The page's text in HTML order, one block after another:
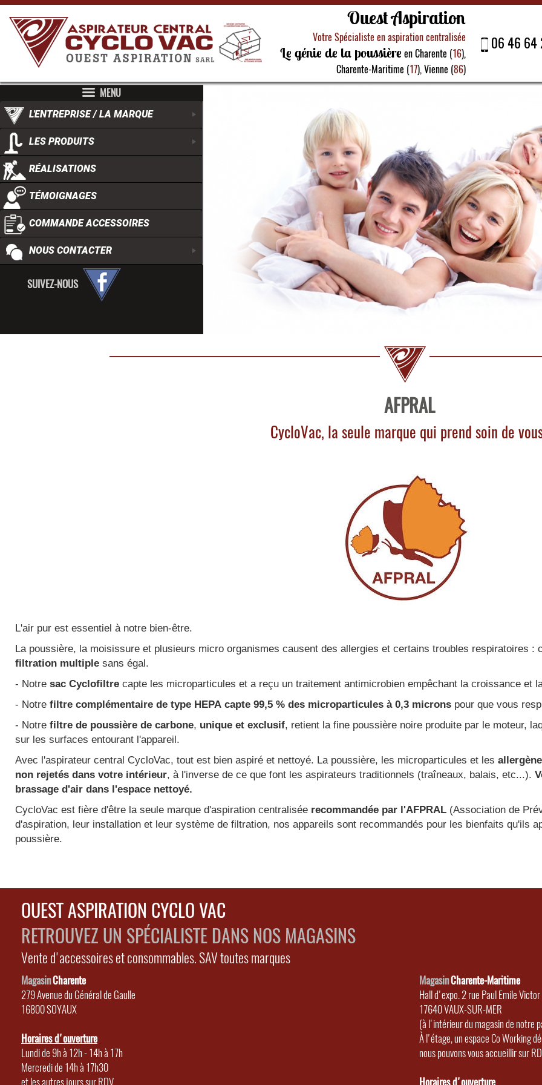
Ouest Aspiration
Votre Spécialiste en aspiration centralisée
Le génie de la poussière en Charente (16),
Charente-Maritime (17), Vienne (86)
06 46 64
MENU
L'ENTREPRISE / LA MARQUE
LES PRODUITS
RÉALISATIONS
TÉMOIGNAGES
COMMANDE ACCESSOIRES
NOUS CONTACTER
SUIVEZ-NOUS
AFPRAL
CycloVac, la seule marque qui prend soin de
L'air pur est essentiel à notre bien-être.
La poussière, la moisissure et plusieurs micro organismes causent des allergies et certains troubles respiratoires :
filtration multiplesans égal.
- Notre sac Cyclofiltrecapte les microparticules et a reçu un traitement antimicrobien empêchant la croissance et
- Notre filtre complémentaire de type HEPA capte 99,5 % des microparticules à 0,3 micronspour que vous
- Notre filtre de poussière de carbone, unique et exclusif, retient la fine poussière noire produite par le moteur,
sur les surfaces entourant l'appareil.
Avec l'aspirateur central CycloVac, tout est bien aspiré et nettoyé. La poussière, les microparticules et les
non rejetés dans votre intérieur, à l'inverse de ce que font les aspirateurs traditionnels (traîneaux, balais, etc...).
brassage d'air dans l'espace nettoyé.
CycloVac est fière d'être la seule marque d'aspiration centraliséerecommandée par l'AFPRAL(Association de
d'aspiration, leur installation et leur système de filtration, nos appareils sont recommandés pour les bienfaits qu'ils
poussière.
OUEST ASPIRATION CYCLO VAC
RETROUVEZ UN SPÉCIALISTE DANS NOS MAGASINS
Vente d'accessoires et consommables. SAV toutes marques
MagasinCharente
279 Avenue du Général de Gaulle
16800 SOYAUX
Horaires d'ouverture
Lundi de 9h à 12h - 14h à 17h
Mercredi de 14h à 17h30
et les autres jours sur RDV
MagasinCharente-Maritime
Hall d'expo. 2 rue Paul Emile Victor
17640 VAUX-SUR-MER
(à l'intérieur du magasin de notre
À l'étage, un espace Co Working
nous pouvons vous accueillir sur
Horaires d'ouverture